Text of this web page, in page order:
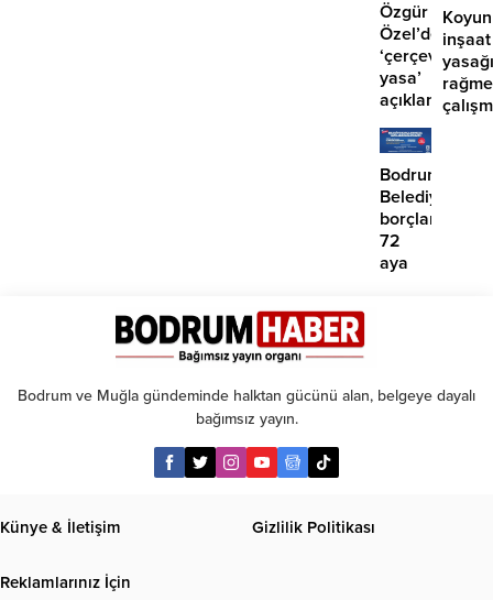
Özgür
Özel’den
‘çerçeve
yasa’
açıklaması:
‘İmza
atma
çabamız
yok’
inşaat
Bodrum
borçlara
72
aya
Bodrum ve Muğla gündeminde halktan gücünü alan, belgeye dayalı
bağımsız yayın.
Künye & İletişim Gizlilik Politikası
Reklamlarınız İçin